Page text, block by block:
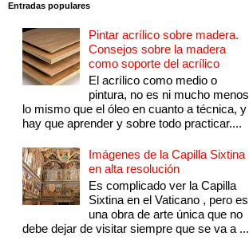
Entradas populares
Pintar acrílico sobre madera.
Consejos sobre la madera
como soporte del acrílico
El acrílico como medio o
pintura, no es ni mucho menos
lo mismo que el óleo en cuanto a técnica, y
hay que aprender y sobre todo practicar....
Imágenes de la Capilla Sixtina
en alta resolución
Es complicado ver la Capilla
Sixtina en el Vaticano , pero es
una obra de arte única que no
debe dejar de visitar siempre que se va a ...